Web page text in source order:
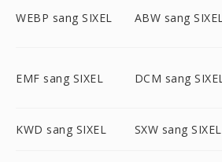
WEBP sang SIXEL ABW sang SIXEL
EMF sang SIXEL DCM sang SIXEL
KWD sang SIXEL SXW sang SIXEL